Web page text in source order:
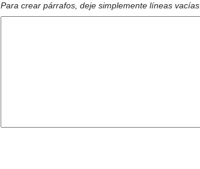
Para crear párrafos, deje simplemente líneas vacías.